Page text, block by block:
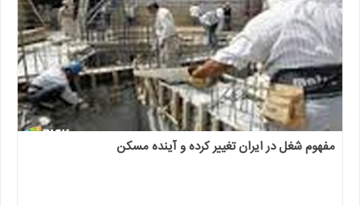
مفهوم شغل در ایران تغییر کرده و آینده مسکن